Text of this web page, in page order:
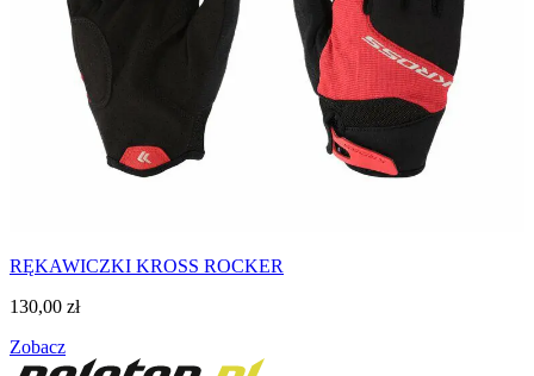
RĘKAWICZKI KROSS ROCKER
130,00 zł
Zobacz